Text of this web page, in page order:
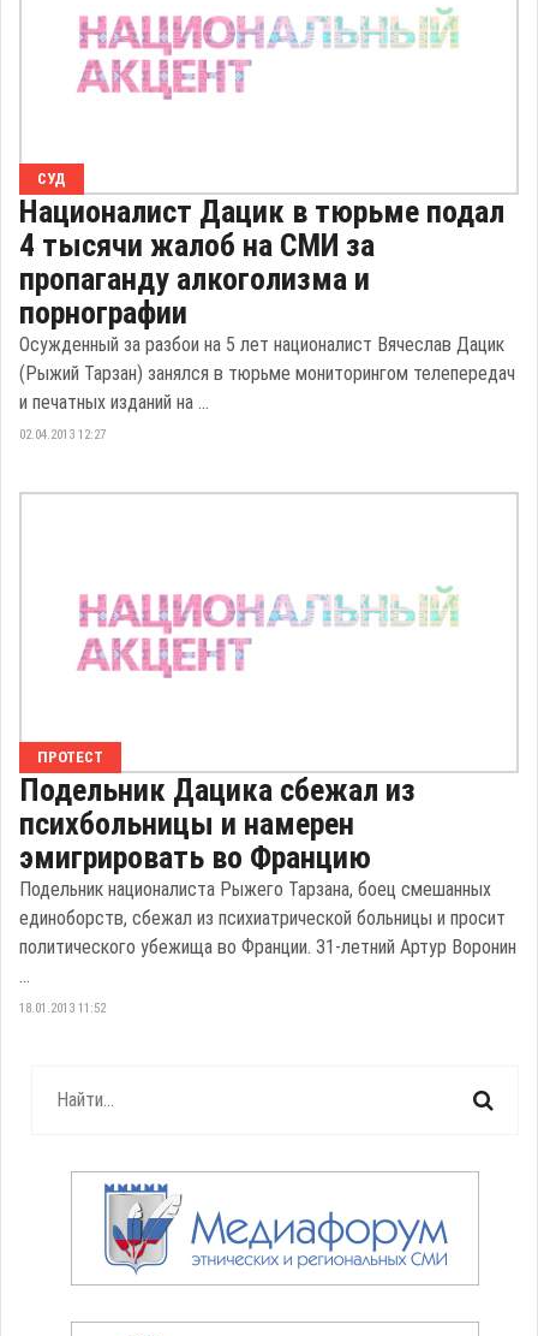
СУД
Националист Дацик в тюрьме подал
4 тысячи жалоб на СМИ за
пропаганду алкоголизма и
порнографии
Осужденный за разбои на 5 лет националист Вячеслав Дацик
(Рыжий Тарзан) занялся в тюрьме мониторингом телепередач
и печатных изданий на ...
02.04.2013 12:27
ПРОТЕСТ
Подельник Дацика сбежал из
психбольницы и намерен
эмигрировать во Францию
Подельник националиста Рыжего Тарзана, боец смешанных
единоборств, сбежал из психиатрической больницы и просит
политического убежища во Франции. 31-летний Артур Воронин
...
18.01.2013 11:52